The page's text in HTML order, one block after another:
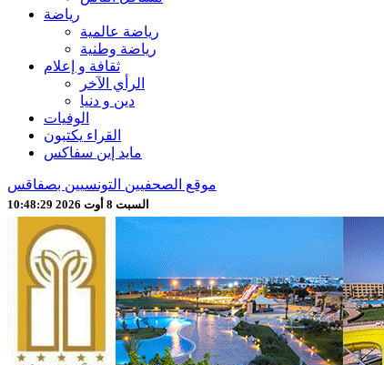
رياضة
رياضة عالمية
رياضة وطنية
ثقافة و إعلام
الرأي الآخر
دين و دنيا
الوفيات
القراء يكتبون
مايد إين سفاكس
موقع الصحفيين التونسيين بصفاقس
السبت 8 أوت 2026 10:48:31